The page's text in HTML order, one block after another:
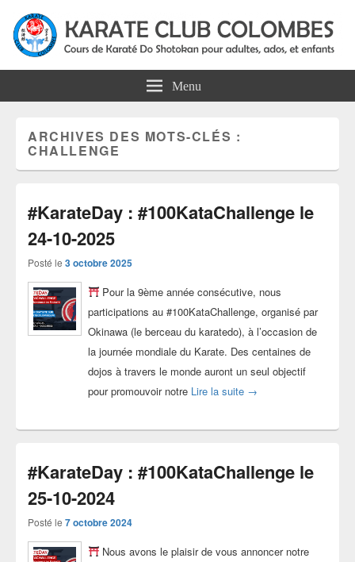
Karate Club Colombes
Menu
ARCHIVES DES MOTS-CLÉS :
CHALLENGE
#KarateDay : #100KataChallenge le
24-10-2025
Posté le 3 octobre 2025
Pour la 9ème année consécutive, nous
participations au #100KataChallenge, organisé par
Okinawa (le berceau du karatedo), à l’occasion de
la journée mondiale du Karate. Des centaines de
dojos à travers le monde auront un seul objectif
pour promouvoir notre Lire la suite #KarateDay :
→
#KarateDay : #100KataChallenge le
25-10-2024
Posté le 7 octobre 2024
Nous avons le plaisir de vous annoncer notre